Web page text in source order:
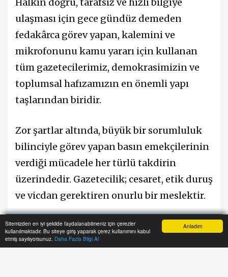
Anladım
Sitemizden en iyi şekilde faydalanabilmeniz için çerezler
kullanılmaktadır. Bu siteye giriş yaparak çerez kullanımını kabul
etmiş sayılıyorsunuz. Daha Fazla Bilgi Al
Halkın doğru, tarafsız ve hızlı bilgiye
ulaşması için gece gündüz demeden
fedakârca görev yapan, kalemini ve
mikrofonunu kamu yararı için kullanan
tüm gazetecilerimiz, demokrasimizin ve
toplumsal hafızamızın en önemli yapı
taşlarından biridir.
Zor şartlar altında, büyük bir sorumluluk
bilinciyle görev yapan basın emekçilerinin
verdiği mücadele her türlü takdirin
üzerindedir. Gazetecilik; cesaret, etik duruş
ve vicdan gerektiren onurlu bir meslektir.
Bu vesileyle, meslek ilkelerinden ödün
vermeden kamuoyunu aydınlatan tüm
Anasayfa Yazarlar Haber Ara İhbar Hattı Menu